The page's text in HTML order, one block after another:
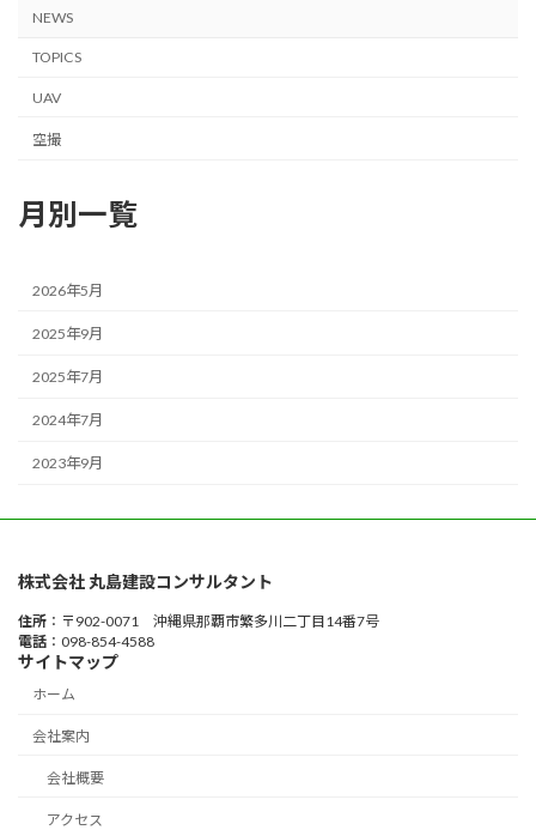
NEWS
TOPICS
UAV
空撮
月別一覧
2026年5月
2025年9月
2025年7月
2024年7月
2023年9月
株式会社 丸島建設コンサルタント
住所 ：〒902-0071 沖縄県那覇市繁多川二丁目14番7号
電話 ：098-854-4588
サイトマップ
ホーム
会社案内
会社概要
アクセス